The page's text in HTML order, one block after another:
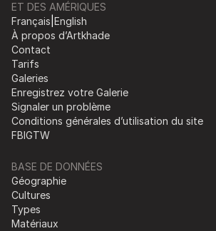
ET DES AMÉRIQUES
Français English
À propos d’Artkhade
Contact
Tarifs
Galeries
Enregistrez votre Galerie
Signaler un problème
Conditions générales d’utilisation du site
FB IGTW
BASE DE DONNÉES
Géographie
Cultures
Types
Matériaux